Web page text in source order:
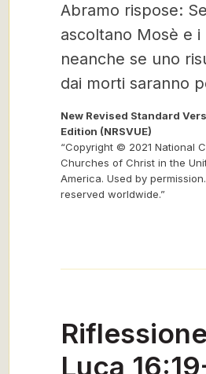
Abramo rispose:
ascoltano Mosè e i
neanche se uno
dai morti saranno
New Revised Standard
Edition (NRSVUE)
“Copyright © 2021 National
Churches of Christ in the
America. Used by
reserved worldwide.”
Luca